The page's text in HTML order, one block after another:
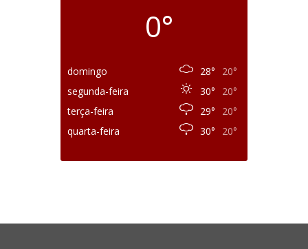
0°
domingo 28°
20°
segunda-feira
30°
20°
terça-feira
29°
20°
quarta-feira
30° 20°